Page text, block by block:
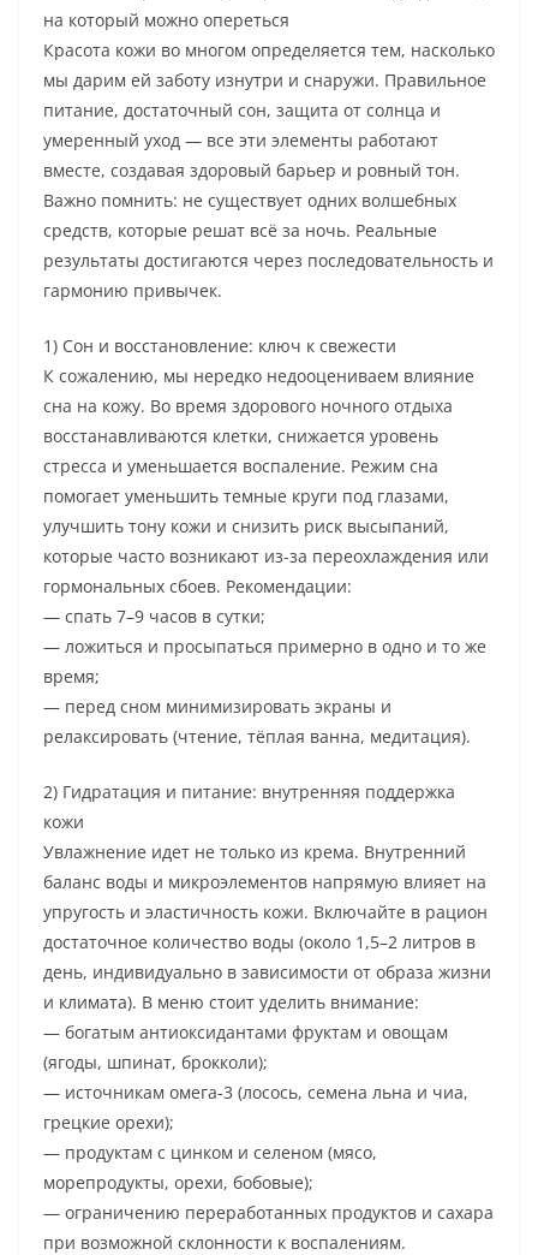
на который можно опереться
Красота кожи во многом определяется тем, насколько
мы дарим ей заботу изнутри и снаружи. Правильное
питание, достаточный сон, защита от солнца и
умеренный уход — все эти элементы работают
вместе, создавая здоровый барьер и ровный тон.
Важно помнить: не существует одних волшебных
средств, которые решат всё за ночь. Реальные
результаты достигаются через последовательность и
гармонию привычек.
1) Сон и восстановление: ключ к свежести
К сожалению, мы нередко недооцениваем влияние
сна на кожу. Во время здорового ночного отдыха
восстанавливаются клетки, снижается уровень
стресса и уменьшается воспаление. Режим сна
помогает уменьшить темные круги под глазами,
улучшить тону кожи и снизить риск высыпаний,
которые часто возникают из-за переохлаждения или
гормональных сбоев. Рекомендации:
— спать 7–9 часов в сутки;
— ложиться и просыпаться примерно в одно и то же
время;
— перед сном минимизировать экраны и
релаксировать (чтение, тёплая ванна, медитация).
2) Гидратация и питание: внутренняя поддержка
кожи
Увлажнение идет не только из крема. Внутренний
баланс воды и микроэлементов напрямую влияет на
упругость и эластичность кожи. Включайте в рацион
достаточное количество воды (около 1,5–2 литров в
день, индивидуально в зависимости от образа жизни
и климата). В меню стоит уделить внимание:
— богатым антиоксидантами фруктам и овощам
(ягоды, шпинат, брокколи);
— источникам омега-3 (лосось, семена льна и чиа,
грецкие орехи);
— продуктам с цинком и селеном (мясо,
морепродукты, орехи, бобовые);
— ограничению переработанных продуктов и сахара
при возможной склонности к воспалениям.